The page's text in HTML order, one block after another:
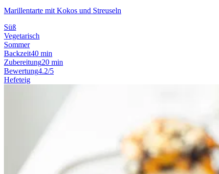
Marillentarte mit Kokos und Streuseln
Süß
Vegetarisch
Sommer
Backzeit40 min
Zubereitung20 min
Bewertung4.2/5
Hefeteig